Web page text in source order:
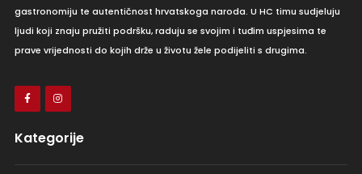
gastronomiju te autentičnost hrvatskoga naroda. U HC timu sudjeluju
ljudi koji znaju pružiti podršku, raduju se svojim i tuđim uspjesima te
prave vrijednosti do kojih drže u životu žele podijeliti s drugima.
Kategorije